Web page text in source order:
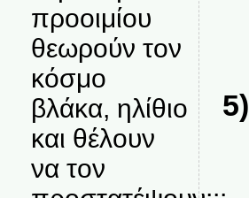
προοιμίου
θεωρούν τον
κόσμο
βλάκα, ηλίθιο
και θέλουν
να τον
5)